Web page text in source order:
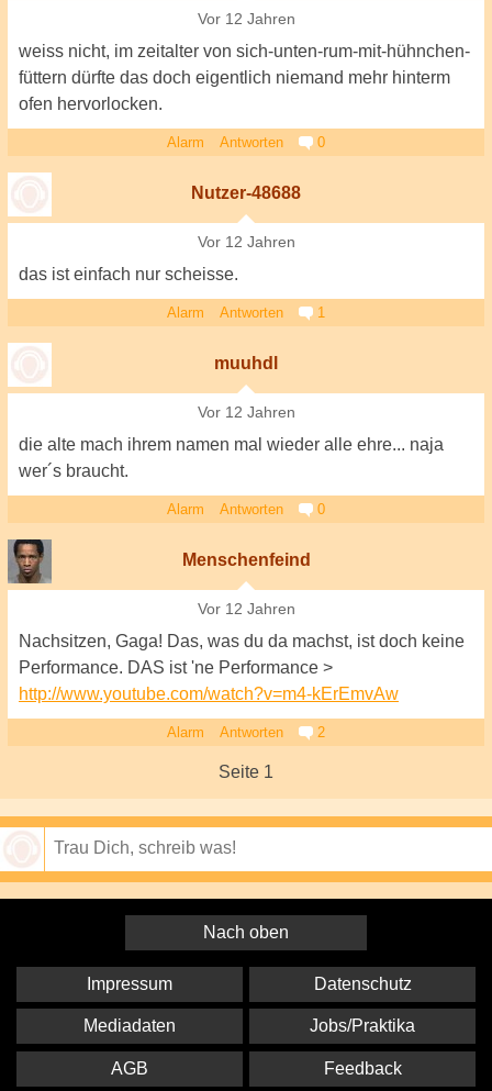
Vor 12 Jahren
weiss nicht, im zeitalter von sich-unten-rum-mit-hühnchen-
füttern dürfte das doch eigentlich niemand mehr hinterm
ofen hervorlocken.
Alarm Antworten 0
Nutzer-48688
Vor 12 Jahren
das ist einfach nur scheisse.
Alarm Antworten 1
muuhdl
Vor 12 Jahren
die alte mach ihrem namen mal wieder alle ehre... naja
wer´s braucht.
Alarm Antworten 0
Menschenfeind
Vor 12 Jahren
Nachsitzen, Gaga! Das, was du da machst, ist doch keine
Performance. DAS ist 'ne Performance >
http://www.youtube.com/watch?v=m4-kErEmvAw
Alarm Antworten 2
Seite 1
Nach oben
Impressum Datenschutz
Mediadaten Jobs/Praktika
AGB Feedback